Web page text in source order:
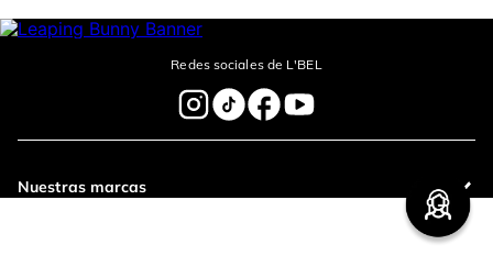
Redes sociales de L'BEL
Nuestras marcas